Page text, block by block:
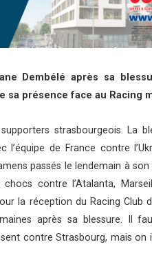
Dembélé après sa
sa présence face au Racing
strasbourgeois. La
l’équipe de France contre
passés le lendemain à
contre l’Atalanta,
la réception du Racing Club
après sa blessure. Il
contre Strasbourg, mais on